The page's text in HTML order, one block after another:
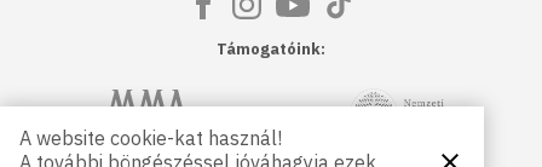
Támogatóink:
Magyar Művészeti Akadémia NKA
A website cookie-kat használ!
A további böngészéssel jóváhagyja ezek